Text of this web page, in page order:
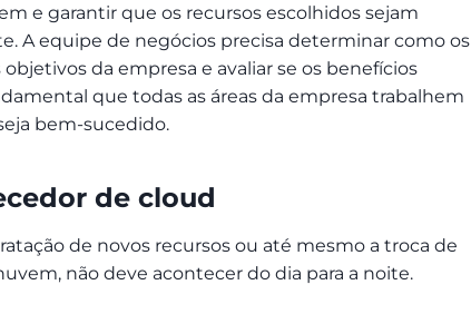
e garantir que os recursos escolhidos sejam
A equipe de negócios precisa determinar como os
da empresa e avaliar se os benefícios
que todas as áreas da empresa trabalhem
bem-sucedido.
de cloud
de novos recursos ou até mesmo a troca de
não deve acontecer do dia para a noite.